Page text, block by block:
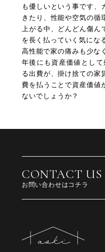
も優しいという事です、
きたり、性能や空気の循
上がる中、どんどん傷ん
を長く払っていく気にな
高性能で家の痛みも少な
年後にも資産価値とし
る出費が、掛け捨ての家
費を払うことで資産価値
ないでしょうか？
CONTACT US
お問い合わせはコチラ